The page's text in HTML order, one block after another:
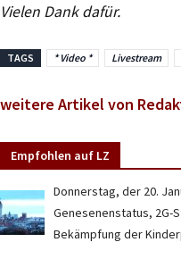
Vielen Dank dafür.
TAGS * Video * Livestream
weitere Artikel von
Empfohlen auf LZ
Donnerstag, der 20.
Genesenenstatus, 2G-
Bekämpfung der